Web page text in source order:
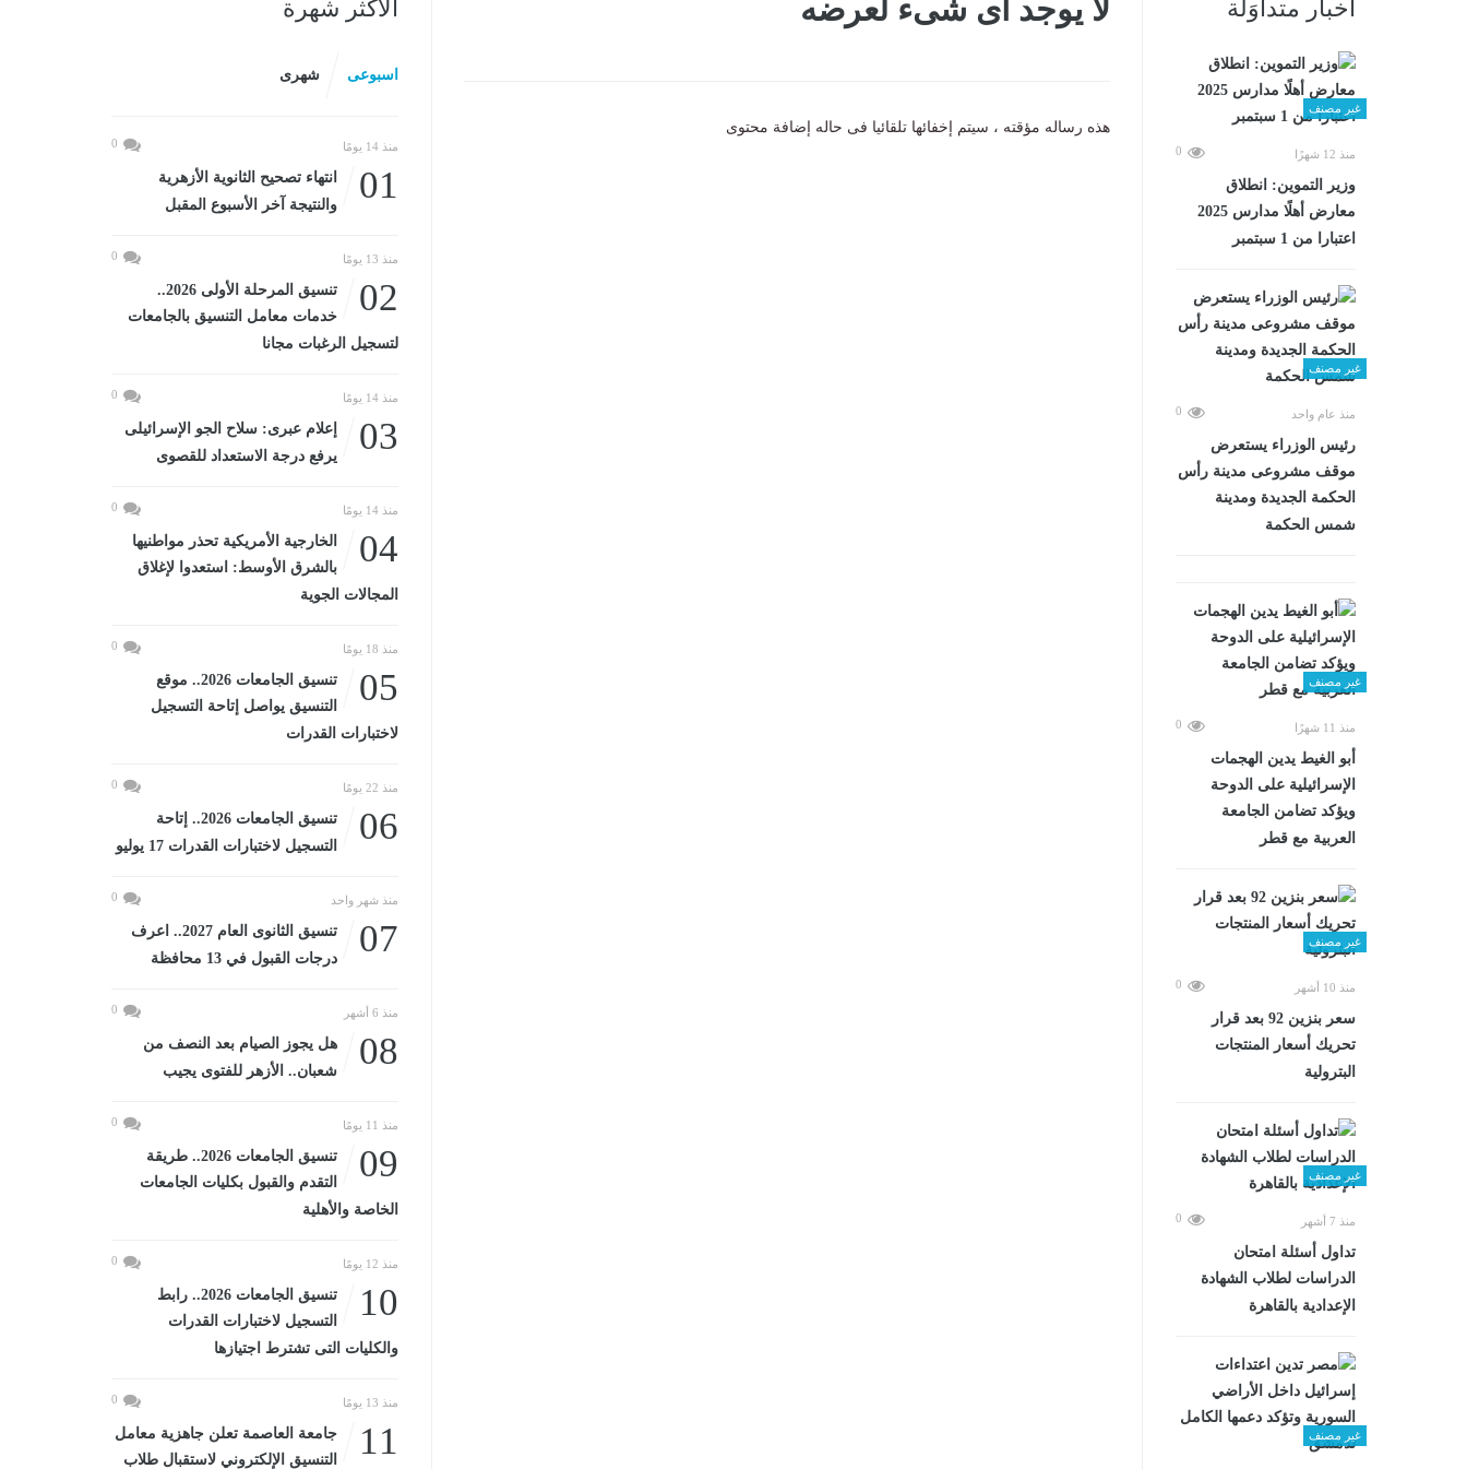
أخبار متداوَلة
غير مصنف
منذ 12 شهرًا 0
وزير التموين: انطلاق
معارض أهلًا مدارس 2025
اعتبارا من 1 سبتمبر
غير مصنف
منذ عام واحد 0
رئيس الوزراء يستعرض
موقف مشروعى مدينة رأس
الحكمة الجديدة ومدينة
شمس الحكمة
غير مصنف
منذ 11 شهرًا 0
أبو الغيط يدين الهجمات
الإسرائيلية على الدوحة
ويؤكد تضامن الجامعة
العربية مع قطر
غير مصنف
منذ 10 أشهر 0
سعر بنزين 92 بعد قرار
تحريك أسعار المنتجات
البترولية
غير مصنف
منذ 7 أشهر 0
تداول أسئلة امتحان
الدراسات لطلاب الشهادة
الإعدادية بالقاهرة
غير مصنف
لا يوجد أى شىء لعرضه
هذه رساله مؤقته ، سيتم إخفائها تلقائيا فى حاله إضافة محتوى
الأكثر شهرة
اسبوعى شهرى
منذ 14 يومًا 0
01
انتهاء تصحيح الثانوية الأزهرية
والنتيجة آخر الأسبوع المقبل
منذ 13 يومًا 0
02
تنسيق المرحلة الأولى 2026..
خدمات معامل التنسيق بالجامعات
لتسجيل الرغبات مجانا
منذ 14 يومًا 0
03
إعلام عبرى: سلاح الجو الإسرائيلى
يرفع درجة الاستعداد للقصوى
منذ 14 يومًا 0
04
الخارجية الأمريكية تحذر مواطنيها
بالشرق الأوسط: استعدوا لإغلاق
المجالات الجوية
منذ 18 يومًا 0
05
تنسيق الجامعات 2026.. موقع
التنسيق يواصل إتاحة التسجيل
لاختبارات القدرات
منذ 22 يومًا 0
06
تنسيق الجامعات 2026.. إتاحة
التسجيل لاختبارات القدرات 17 يوليو
منذ شهر واحد 0
07
تنسيق الثانوى العام 2027.. اعرف
درجات القبول في 13 محافظة
منذ 6 أشهر 0
08
هل يجوز الصيام بعد النصف من
شعبان.. الأزهر للفتوى يجيب
منذ 11 يومًا 0
09
تنسيق الجامعات 2026.. طريقة
التقدم والقبول بكليات الجامعات
الخاصة والأهلية
منذ 12 يومًا 0
10
تنسيق الجامعات 2026.. رابط
التسجيل لاختبارات القدرات
والكليات التى تشترط اجتيازها
منذ 13 يومًا 0
11
جامعة العاصمة تعلن جاهزية معامل
التنسيق الإلكتروني لاستقبال طلاب